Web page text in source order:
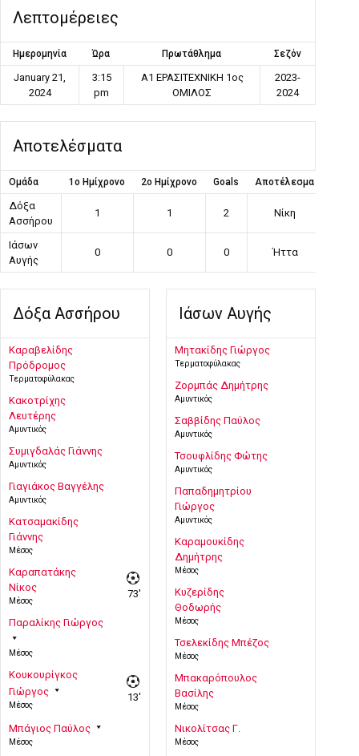
Λεπτομέρειες
Ημερομηνία Ώρα Πρωτάθλημα Σεζόν
January 21,
2024
3:15
pm
Α1 ΕΡΑΣΙΤΕΧΝΙΚΗ 1ος
ΟΜΙΛΟΣ
2023-
2024
Αποτελέσματα
Ομάδα 1ο Ημίχρονο 2ο Ημίχρονο Goals Αποτέλεσμα
Δόξα
Ασσήρου
1 1 2 Νίκη
Ιάσων
Αυγής
0 0 0 Ήττα
Δόξα Ασσήρου
Καραβελίδης
Πρόδρομος
Τερματοφύλακας
Κακοτρίχης
Λευτέρης
Αμυντικός
Συμιγδαλάς Γιάννης
Αμυντικός
Γιαγιάκος Βαγγέλης
Αμυντικός
Κατσαμακίδης
Γιάννης
Μέσος
Καραπατάκης
Νίκος
Μέσος
73'
Παραλίκης Γιώργος
Μέσος
Κουκουρίγκος
Γιώργος
Μέσος
13'
Μπάγιος Παύλος
Μέσος
Ιάσων Αυγής
Μητακίδης Γιώργος
Τερματοφύλακας
Ζορμπάς Δημήτρης
Αμυντικός
Σαββίδης Παύλος
Αμυντικός
Τσουφλίδης Φώτης
Αμυντικός
Παπαδημητρίου
Γιώργος
Αμυντικός
Καραμουκίδης
Δημήτρης
Μέσος
Κυζερίδης
Θοδωρής
Μέσος
Τσελεκίδης Μπέζος
Μέσος
Μπακαρόπουλος
Βασίλης
Μέσος
Νικολίτσας Γ.
Μέσος